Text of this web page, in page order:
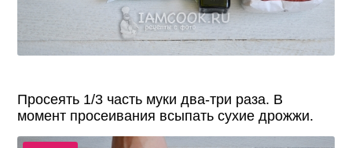
Просеять 1/3 часть муки два-три раза. В
момент просеивания всыпать сухие дрожжи.